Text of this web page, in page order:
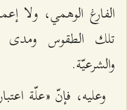
الفارغ الوهمي، ولا
تلك الطقوس ومدى
والشرعيّة.
وعليه، فإنّ «علّة